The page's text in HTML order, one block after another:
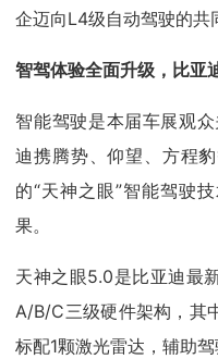
企迈向L4级自动驾驶的共
智驾体验全面升级，比亚
智能驾驶是本届车展观
迪携腾势、仰望、方程
的“天神之眼”智能驾驶
果。
天神之眼5.0是比亚迪最
A/B/C三级硬件架构，其
标配1颗激光雷达，辅助